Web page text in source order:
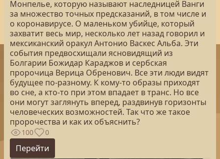
Монпелье, которую называют наследницей Ванги
за множество точных предсказаний, в том числе и
о коронавирусе. О маленьком убийце, который
захватит весь мир, несколько лет назад говорил и
мексиканский оракул Антонио Васкес Альба. Эти
события предвосхищали ясновидящий из
Болгарии Божидар Караджов и сербская
пророчица Верица Обренович. Все эти люди видят
будущее по-разному. К кому-то образы приходят
во сне, а кто-то при этом впадает в транс. Но все
они могут заглянуть вперед, раздвинув горизонты
человеческих возможностей. Так что же такое
пророчества и как их объяснить?
100 0
Перейти